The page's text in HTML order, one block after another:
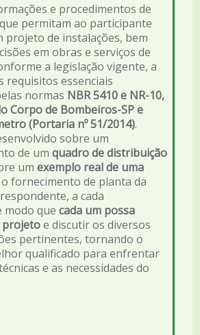
e procedimentos de
permitam ao participante
projeto de instalações, bem
em obras e serviços de
a legislação vigente, a
requisitos essenciais
normas NBR 5410 e NR-10,
Corpo de Bombeiros-SP e
(Portaria nº 51/2014).
sobre um
de um quadro de distribuição
um exemplo real de uma
o fornecimento de planta da
a cada
modo que cada um possa
projetoe discutir os diversos
pertinentes, tornando o
qualificado para enfrentar
e as necessidades do